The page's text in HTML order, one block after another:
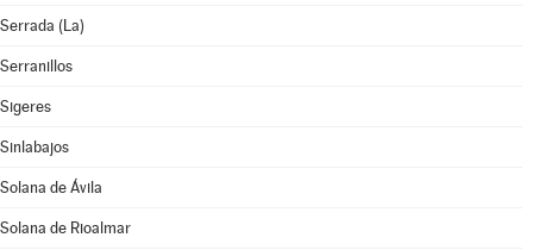
Serrada (La)
Serranillos
Sigeres
Sinlabajos
Solana de Ávila
Solana de Rioalmar